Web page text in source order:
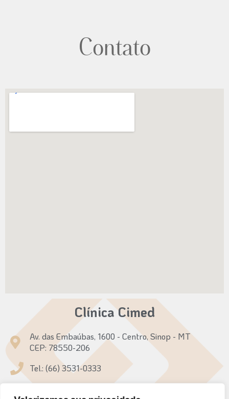
Contato
Clínica Cimed
Av. das Embaúbas, 1600 - Centro, Sinop - MT
CEP: 78550-206
Tel.: (66) 3531-0333